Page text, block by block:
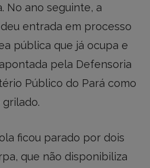
No ano seguinte, a
entrada em processo
pública que já ocupa e
pela Defensoria
Público do Pará como
ficou parado por dois
que não disponibiliza